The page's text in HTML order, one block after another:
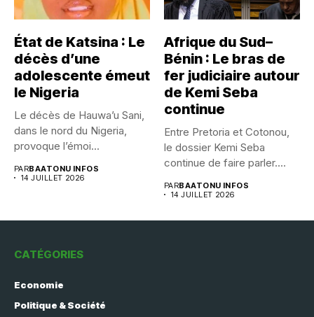
État de Katsina : Le
décès d’une
adolescente émeut
le Nigeria
Le décès de Hauwa’u Sani,
dans le nord du Nigeria,
provoque l’émoi...
PARBAATONU INFOS
14 JUILLET 2026
Afrique du Sud–
Bénin : Le bras de
fer judiciaire autour
de Kemi Seba
continue
Entre Pretoria et Cotonou,
le dossier Kemi Seba
continue de faire parler....
PARBAATONU INFOS
14 JUILLET 2026
CATÉGORIES
Economie
Politique & Société